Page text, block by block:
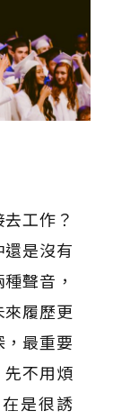
工作？
是沒有
聲音，
履歷更
最重要
不用煩
是很誘